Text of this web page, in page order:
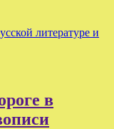
литературе и
в